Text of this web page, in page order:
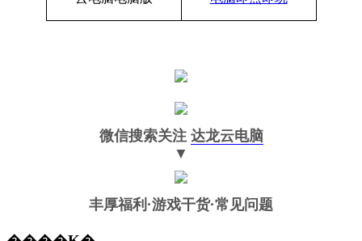
微信搜索关注 达龙云电脑
▼
丰厚福利 ·游戏干货·常见问题